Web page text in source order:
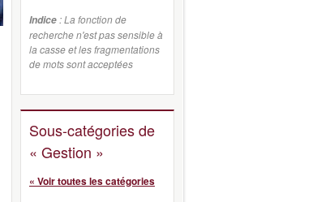
Indice : La fonction de
recherche n'est pas sensible à
la casse et les fragmentations
de mots sont acceptées
Sous-catégories de
« Gestion »
« Voir toutes les catégories